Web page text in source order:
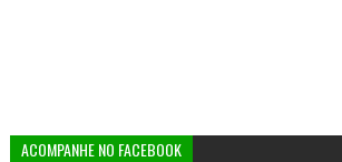
ACOMPANHE NO FACEBOOK